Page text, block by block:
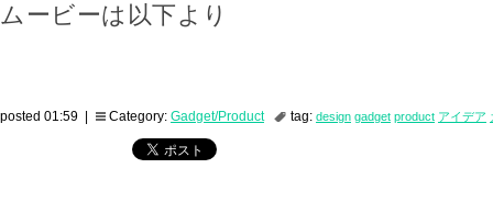
ムービーは以下より
posted 01:59 | Category: Gadget/Product tag: design gadget product アイデア